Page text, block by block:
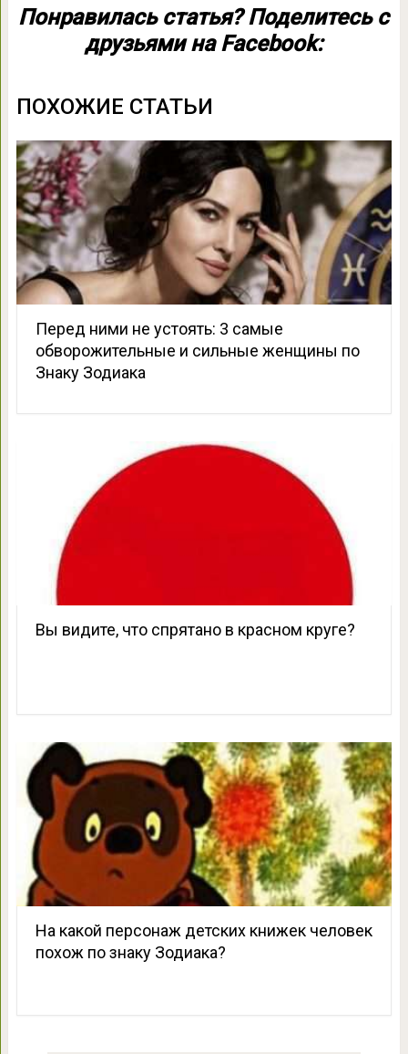
Понравилась статья? Поделитесь с
друзьями на Facebook:
ПОХОЖИЕ СТАТЬИ
Перед ними не устоять: 3 самые
обворожительные и сильные женщины по
Знаку Зодиака
Вы видите, что спрятано в красном круге?
На какой персонаж детских книжек человек
похож по знаку Зодиака?